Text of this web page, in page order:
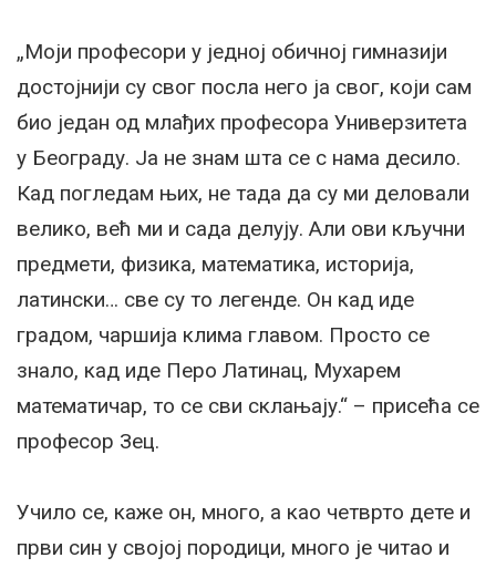
„Моји професори у једној обичној гимназији
достојнији су свог посла него ја свог, који сам
био један од млађих професора Универзитета
у Београду. Ја не знам шта се с нама десило.
Кад погледам њих, не тада да су ми деловали
велико, већ ми и сада делују. Али ови кључни
предмети, физика, математика, историја,
латински… све су то легенде. Он кад иде
градом, чаршија клима главом. Просто се
знало, кад иде Перо Латинац, Мухарем
математичар, то се сви склањају.“ – присећа се
професор Зец.
Учило се, каже он, много, а као четврто дете и
први син у својој породици, много је читао и